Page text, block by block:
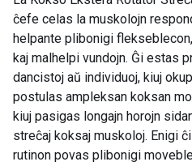
ĉefe celas la muskolojn
helpante plibonigi
kaj malhelpi vundojn. Ĝi estas
dancistoj aŭ individuoj, kiuj
postulas ampleksan koksan
kiuj pasigas longajn horojn
streĉaj koksaj muskoloj. Enigi
rutinon povas plibonigi